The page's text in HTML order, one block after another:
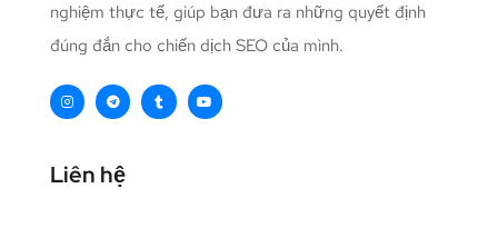
nghiệm thực tế, giúp bạn đưa ra những quyết định
đúng đắn cho chiến dịch SEO của mình.
Liên hệ